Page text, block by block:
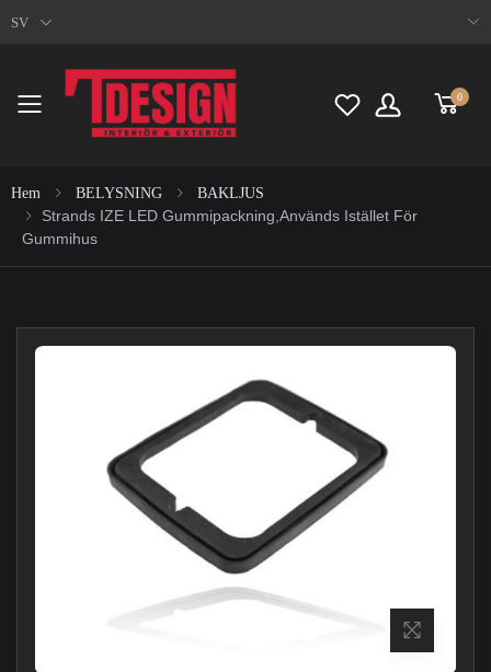
SV
Toggle mobile menu
0
Hem BELYSNING BAKLJUS
Strands IZE LED Gummipackning,Används Istället För
Gummihus